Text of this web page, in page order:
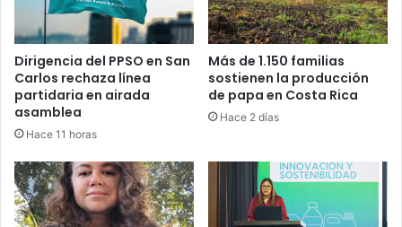
Dirigencia del PPSO en San
Carlos rechaza línea
partidaria en airada
asamblea
Hace 11 horas
Más de 1.150 familias
sostienen la producción
de papa en Costa Rica
Hace 2 días